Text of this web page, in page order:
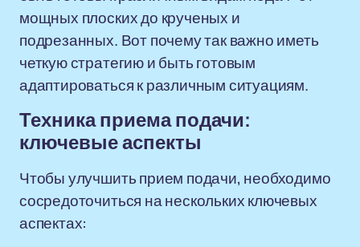
мощных плоских до крученых и
подрезанных. Вот почему так важно иметь
четкую стратегию и быть готовым
адаптироваться к различным ситуациям.
Техника приема подачи:
ключевые аспекты
Чтобы улучшить прием подачи, необходимо
сосредоточиться на нескольких ключевых
аспектах: